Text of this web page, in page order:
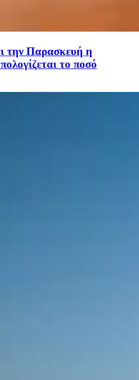
την Παρασκευή η
το ποσό